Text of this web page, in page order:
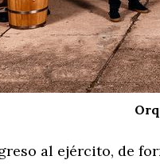
al ejército, de